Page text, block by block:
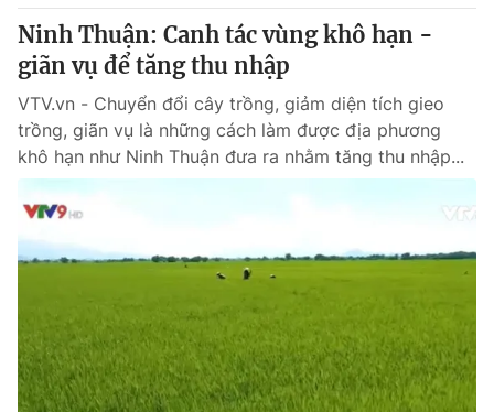
Tư vấn
Chuyên mục khác
Emagazine Podcast
Photo Infographic
VTV Thể thao
VTV Sức khoẻ Bất động sản
Ninh Thuận: Canh tác vùng khô hạn -
giãn vụ để tăng thu nhập
VTV.vn - Chuyển đổi cây trồng, giảm diện tích gieo
trồng, giãn vụ là những cách làm được địa phương
khô hạn như Ninh Thuận đưa ra nhằm tăng thu nhập...